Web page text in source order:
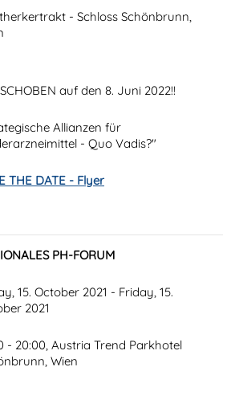
- Schloss Schönbrunn,
auf den 8. Juni 2022!!
Allianzen für
- Quo Vadis?"
THE DATE - Flyer
PH-FORUM
15. October 2021 - Friday, 15.
2021
- 20:00, Austria Trend Parkhotel
Wien